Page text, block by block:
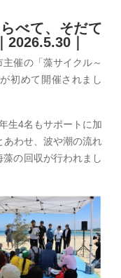
べて、そだて
｜
催の「藻サイクル～
初めて開催されまし
生4名もサポートに加
あわせ、波や潮の流れ
の回収が行われまし